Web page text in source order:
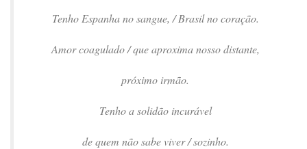
Tenho Espanha no sangue, / Brasil no coração.
Amor coagulado / que aproxima nosso distante,
próximo irmão.
Tenho a solidão incurável
de quem não sabe viver / sozinho.